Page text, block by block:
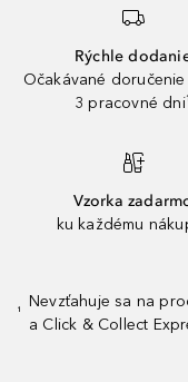
Rýchle
Očakávané
3 pracovné dni¹
Vzorka
ku každému
¹
Nevzťahuje sa na
a Click & Collect